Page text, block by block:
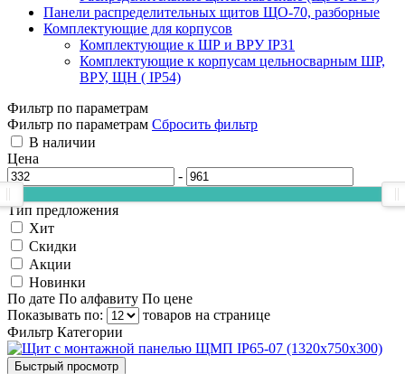
Панели распределительных щитов ЩО-70, разборные
Комплектующие для корпусов
Комплектующие к ШР и ВРУ IP31
Комплектующие к корпусам цельносварным ШР,
ВРУ, ЩН ( IP54)
Фильтр по параметрам
Фильтр по параметрам Сбросить фильтр
В наличии
Цена
-
Тип предложения
Хит
Скидки
Акции
Новинки
По дате По алфавиту По цене
Показывать по:
товаров на странице
Фильтр Категории
Быстрый просмотр